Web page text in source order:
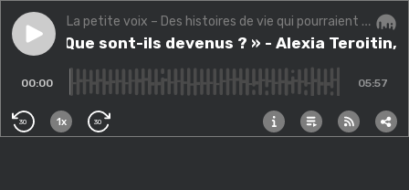
Play episodeBonus « Que sont-ils devenus ? » - Alexia Teroitin,
La petite voix – Des histoires de vie qui pourraient changer la vôtre.
« Que sont-ils devenus ? » - Alexia Teroitin,
00:00 05:57
30 1x 30